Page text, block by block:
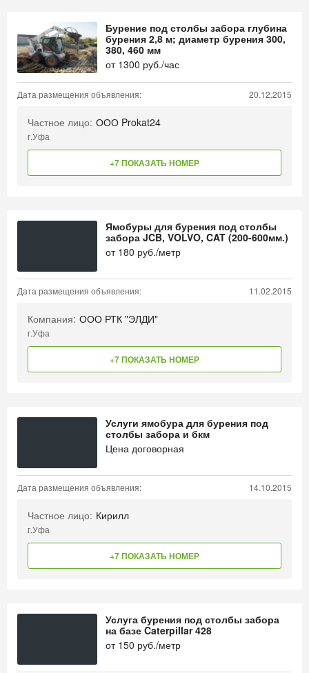
Бурение под столбы забора глубина
бурения 2,8 м; диаметр бурения 300,
380, 460 мм
от 1300 руб./час
Дата размещения объявления: 20.12.2015
Частное лицо: ООО Prokat24
г.Уфа
+7 ПОКАЗАТЬ НОМЕР
Ямобуры для бурения под столбы
забора JCB, VOLVO, CAT (200-600мм.)
от 180 руб./метр
Дата размещения объявления: 11.02.2015
Компания: ООО РТК "ЭЛДИ"
г.Уфа
+7 ПОКАЗАТЬ НОМЕР
Услуги ямобура для бурения под
столбы забора и бкм
Цена договорная
Дата размещения объявления: 14.10.2015
Частное лицо: Кирилл
г.Уфа
+7 ПОКАЗАТЬ НОМЕР
Услуга бурения под столбы забора
на базе Caterpillar 428
от 150 руб./метр